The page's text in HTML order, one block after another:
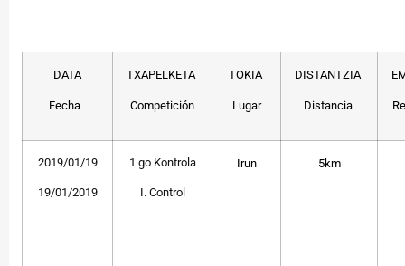
DATA
Fecha
TXAPELKETA
Competición
TOKIA
Lugar
DISTANTZIA
Distancia
2019/01/19
19/01/2019
1.go Kontrola
I. Control
Irun 5km